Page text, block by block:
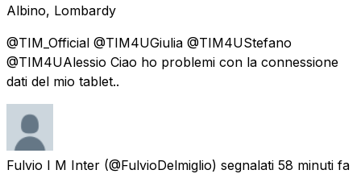
Albino, Lombardy
@TIM_Official @TIM4UGiulia @TIM4UStefano
@TIM4UAlessio Ciao ho problemi con la connessione
dati del mio tablet..
Fulvio I M Inter (@FulvioDelmiglio) segnalati 58 minuti fa